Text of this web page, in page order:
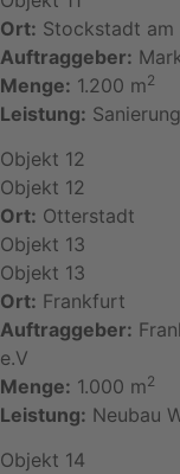
Ort: Stockstadt am
Auftraggeber:
Menge: 1.200 m2
Leistung:
Objekt 12
Objekt 12
Ort: Otterstadt
Objekt 13
Objekt 13
Ort: Frankfurt
Auftraggeber:
e.V
Menge: 1.000 m2
Leistung: Neubau
Objekt 14